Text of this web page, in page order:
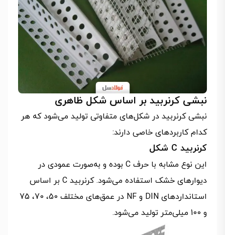
نبشی کرنربید بر اساس شکل ظاهری
نبشی کرنربید در شکل‌های متفاوتی تولید می‌شود که هر
کدام کاربردهای خاصی دارند:
کرنربید C شکل
این نوع مشابه با حرف C بوده و به‌صورت عمودی در
دیوارهای خشک استفاده می‌شود. کرنربید C بر اساس
استانداردهای DIN و NF در عمق‌های مختلف 50، 70، 75
و 100 میلی‌متر تولید می‌شود.